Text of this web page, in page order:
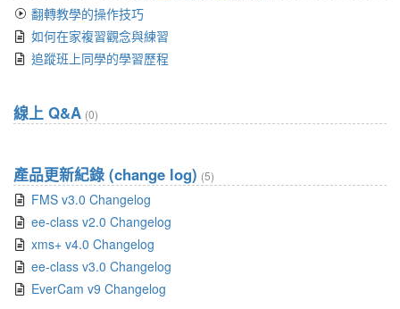
翻轉教學的操作技巧
如何在家複習觀念與練習
追蹤班上同學的學習歷程
線上 Q&A (0)
產品更新紀錄 (change log) (5)
FMS v3.0 Changelog
ee-class v2.0 Changelog
xms+ v4.0 Changelog
ee-class v3.0 Changelog
EverCam v9 Changelog